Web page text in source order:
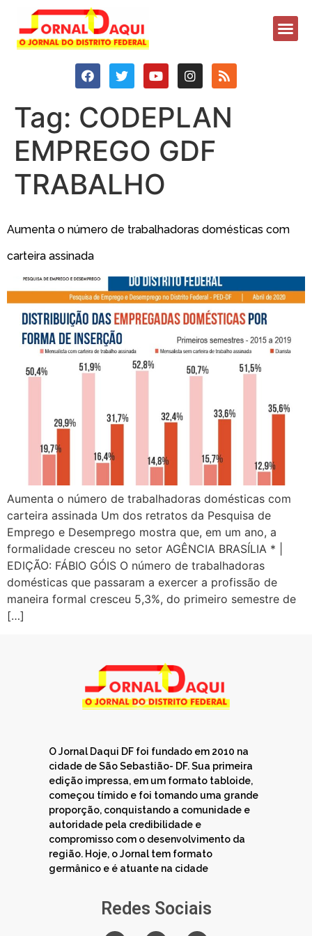
Tag: CODEPLAN
EMPREGO GDF
TRABALHO
Aumenta o número de trabalhadoras domésticas com
carteira assinada
Aumenta o número de trabalhadoras domésticas com
carteira assinada Um dos retratos da Pesquisa de
Emprego e Desemprego mostra que, em um ano, a
formalidade cresceu no setor AGÊNCIA BRASÍLIA * |
EDIÇÃO: FÁBIO GÓIS O número de trabalhadoras
domésticas que passaram a exercer a profissão de
maneira formal cresceu 5,3%, do primeiro semestre de
[…]
O Jornal Daqui DF foi fundado em 2010 na
cidade de São Sebastião- DF. Sua primeira
edição impressa, em um formato tabloide,
começou tímido e foi tomando uma grande
proporção, conquistando a comunidade e
autoridade pela credibilidade e
compromisso com o desenvolvimento da
região. Hoje, o Jornal tem formato
germânico e é atuante na cidade
Redes Sociais